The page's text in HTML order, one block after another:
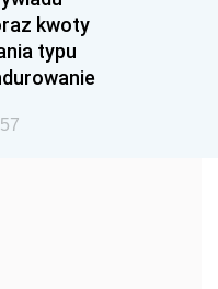
1982
1979
kwoty
typu